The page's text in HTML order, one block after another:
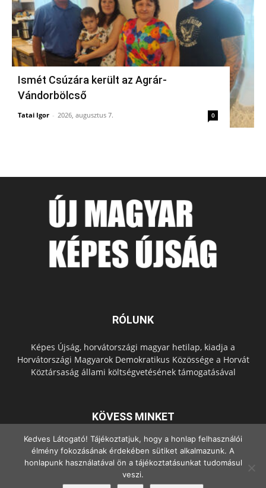
Ismét Csúzára került az Agrár-
Vándorbölcső
Tatai Igor - 2026, augusztus 7. 0
RÓLUNK
Képes Újság, horvátországi magyar hetilap, kiadja a
Horvátországi Magyarok Demokratikus Közössége a Horvát
Köztársaság állami költségvetésének támogatásával
KÖVESS MINKET
Kedves Látogató! Tájékoztatjuk, hogy a honlap felhasználói
élmény fokozásának érdekében sütiket alkalmazunk. A
honlapunk használatával ön a tájékoztatásunkat tudomásul
veszi.